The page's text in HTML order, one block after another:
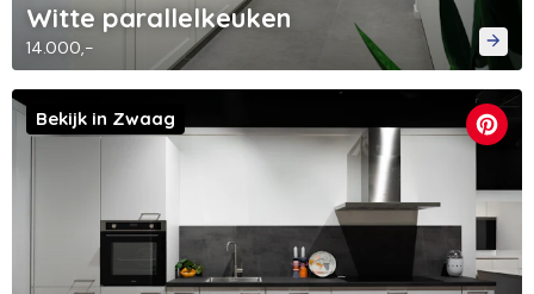
Witte parallelkeuken
14.000,-
Bekijk in Zwaag